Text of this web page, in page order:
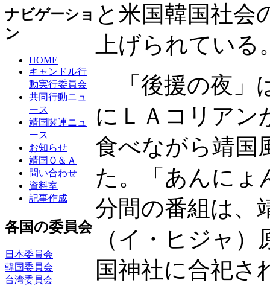
ナビゲーショ
ン
HOME
キャンドル行
動実行委員会
共同行動ニュ
ース
靖国関連ニュ
ース
お知らせ
靖国Ｑ＆Ａ
問い合わせ
資料室
記事作成
各国の委員会
日本委員会
韓国委員会
台湾委員会
と米国韓国社会
上げられている
「後援の夜」
にＬＡコリアン
食べながら靖国
た。「あんにょ
分間の番組は、
（イ・ヒジャ
国神社に合祀さ